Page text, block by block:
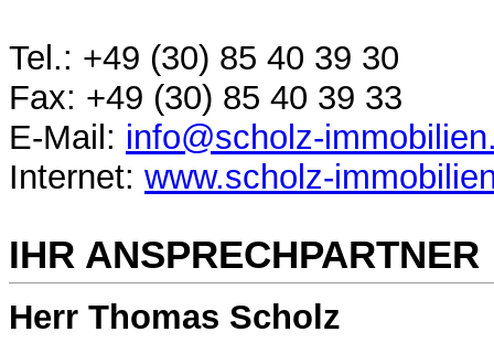
Tel.: +49 (30) 85 40 39 30
Fax: +49 (30) 85 40 39 33
E-Mail: info@scholz-
Internet: www.scholz-
IHR ANSPRECHPARTNER
Herr Thomas Scholz